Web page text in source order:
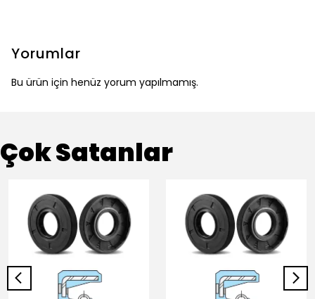
Yorumlar
Bu ürün için henüz yorum yapılmamış.
Çok Satanlar